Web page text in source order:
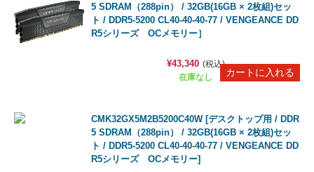
5 SDRAM（288pin） / 32GB(16GB × 2枚組)セッ
ト / DDR5-5200 CL40-40-40-77 / VENGEANCE DD
R5シリーズ OCメモリー］
在庫なし
¥43,340 (税込)
CMK32GX5M2B5200C40W [デスクトップ用 / DDR
5 SDRAM（288pin） / 32GB(16GB × 2枚組)セッ
ト / DDR5-5200 CL40-40-40-77 / VENGEANCE DD
R5シリーズ OCメモリー]